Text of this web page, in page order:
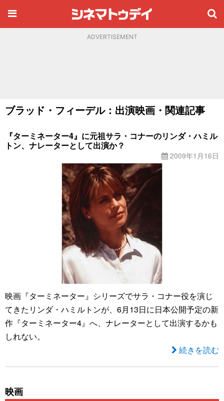
ADVERTISEMENT
ブラッド・フィーデル：出演映画・関連記事
『ターミネーター4』に元祖サラ・コナーのリンダ・ハミル
トン、ナレーターとして出演か？
2009年1月16日
映画『ターミネーター』シリーズでサラ・コナー役を演じ
てきたリンダ・ハミルトンが、6月13日に日本公開予定の新
作『ターミネーター4』へ、ナレーターとして出演するかも
しれない。
続きを読む
映画